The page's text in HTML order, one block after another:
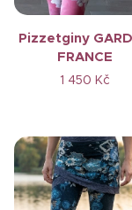
Pizzetginy
FRANCE
1 450 Kč